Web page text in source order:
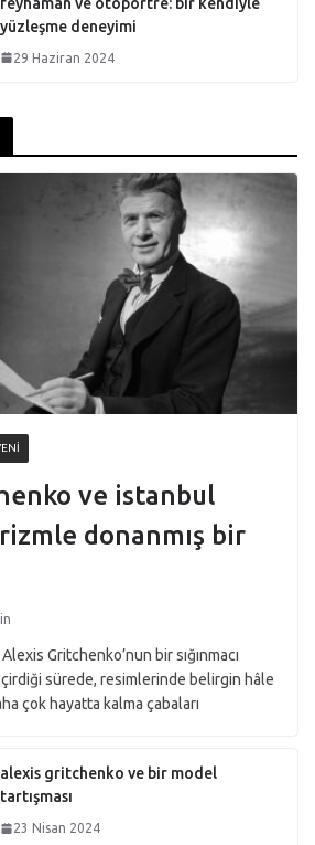
yüzleşme deneyimi
29 Haziran 2024
ve istanbul
donanmış bir
Gritchenko’nun bir sığınmacı
sürede, resimlerinde belirgin hâle
çok hayatta kalma çabaları
alexis gritchenko ve bir model
tartışması
23 Nisan 2024